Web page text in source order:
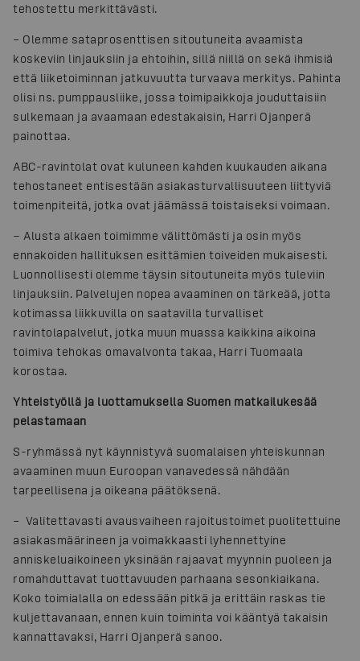
tehostettu merkittävästi.
– Olemme sataprosenttisen sitoutuneita avaamista
koskeviin linjauksiin ja ehtoihin, sillä niillä on sekä ihmisiä
että liiketoiminnan jatkuvuutta turvaava merkitys. Pahinta
olisi ns. pumppausliike, jossa toimipaikkoja jouduttaisiin
sulkemaan ja avaamaan edestakaisin, Harri Ojanperä
painottaa.
ABC-ravintolat ovat kuluneen kahden kuukauden aikana
tehostaneet entisestään asiakasturvallisuuteen liittyviä
toimenpiteitä, jotka ovat jäämässä toistaiseksi voimaan.
− Alusta alkaen toimimme välittömästi ja osin myös
ennakoiden hallituksen esittämien toiveiden mukaisesti.
Luonnollisesti olemme täysin sitoutuneita myös tuleviin
linjauksiin. Palvelujen nopea avaaminen on tärkeää, jotta
kotimassa liikkuvilla on saatavilla turvalliset
ravintolapalvelut, jotka muun muassa kaikkina aikoina
toimiva tehokas omavalvonta takaa, Harri Tuomaala
korostaa.
Yhteistyöllä ja luottamuksella Suomen matkailukesää
pelastamaan
S-ryhmässä nyt käynnistyvä suomalaisen yhteiskunnan
avaaminen muun Euroopan vanavedessä nähdään
tarpeellisena ja oikeana päätöksenä.
– Valitettavasti avausvaiheen rajoitustoimet puolitettuine
asiakasmäärineen ja voimakkaasti lyhennettyine
anniskeluaikoineen yksinään rajaavat myynnin puoleen ja
romahduttavat tuottavuuden parhaana sesonkiaikana.
Koko toimialalla on edessään pitkä ja erittäin raskas tie
kuljettavanaan, ennen kuin toiminta voi kääntyä takaisin
kannattavaksi, Harri Ojanperä sanoo.